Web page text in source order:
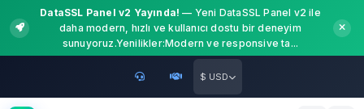
DataSSL Panel v2 Yayında! — Yeni DataSSL Panel v2 ile
daha modern, hızlı ve kullanıcı dostu bir deneyim
sunuyoruz.Yenilikler:Modern ve responsive ta...
$ USD